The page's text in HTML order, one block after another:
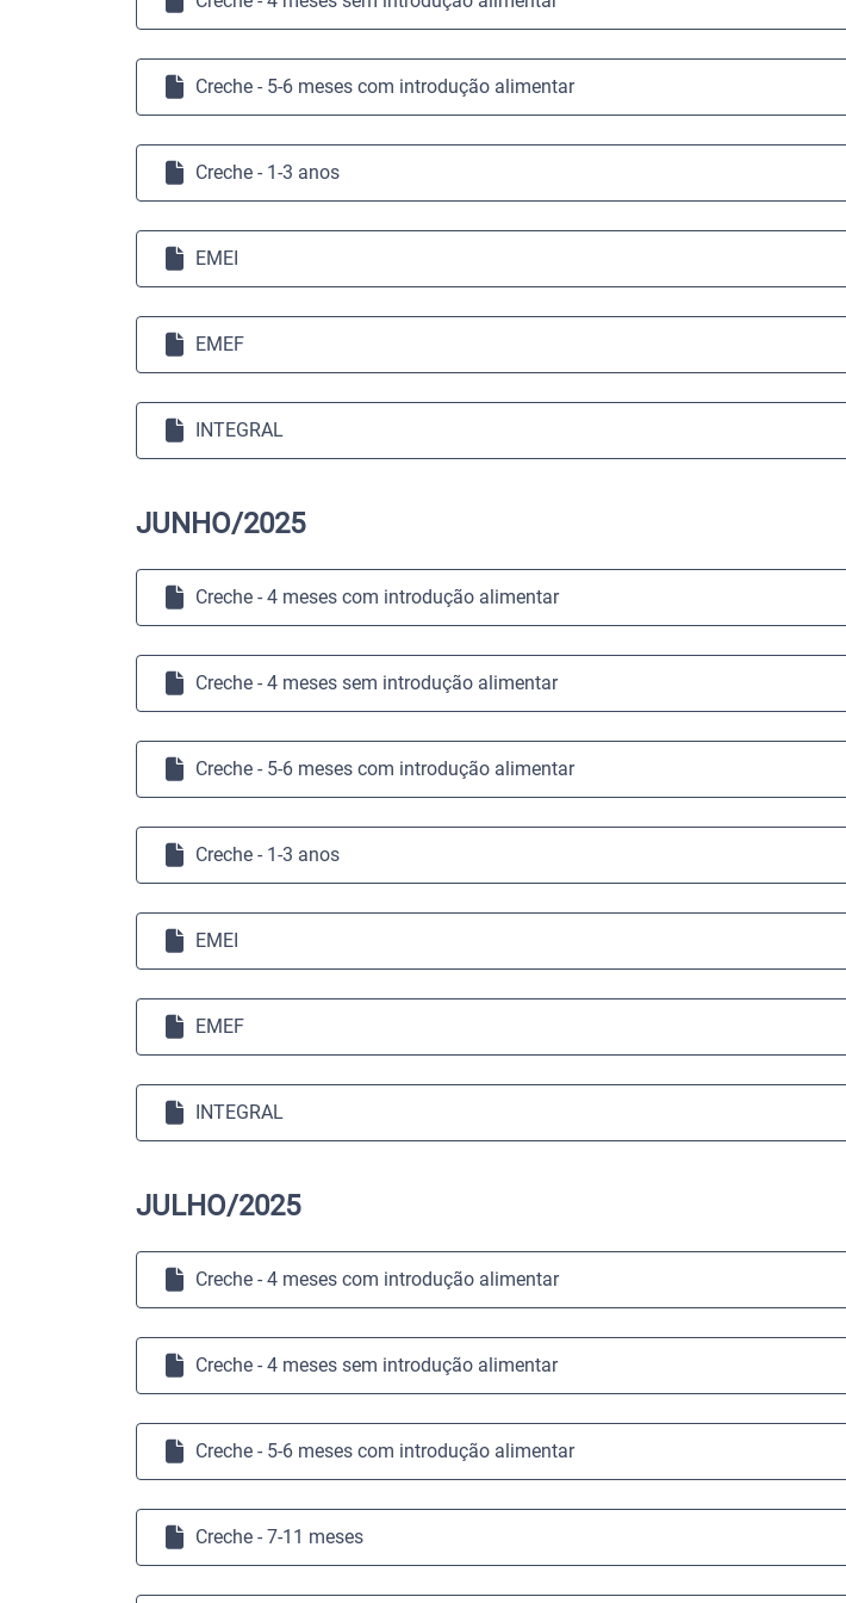
Creche - 5-6 meses com introdução alimentar
Creche - 1-3 anos
EMEI
EMEF
INTEGRAL
JUNHO/2025
Creche - 4 meses com introdução alimentar
Creche - 4 meses sem introdução alimentar
Creche - 5-6 meses com introdução alimentar
Creche - 1-3 anos
EMEI
EMEF
INTEGRAL
JULHO/2025
Creche - 4 meses com introdução alimentar
Creche - 4 meses sem introdução alimentar
Creche - 5-6 meses com introdução alimentar
Creche - 7-11 meses